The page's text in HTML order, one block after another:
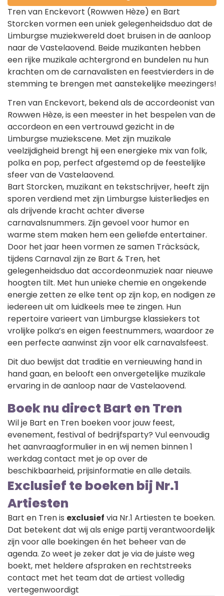
Tren van Enckevort (Rowwen Hèze) en Bart
Storcken vormen een uniek gelegenheidsduo dat de
Limburgse muziekwereld doet bruisen in de aanloop
naar de Vastelaovend. Beide muzikanten hebben
een rijke muzikale achtergrond en bundelen nu hun
krachten om de carnavalisten en feestvierders in de
stemming te brengen met aanstekelijke meezingers!
Tren van Enckevort, bekend als de accordeonist van
Rowwen Hèze, is een meester in het bespelen van de
accordeon en een vertrouwd gezicht in de
Limburgse muziekscene. Met zijn muzikale
veelzijdigheid brengt hij een energieke mix van folk,
polka en pop, perfect afgestemd op de feestelijke
sfeer van de Vastelaovend.
Bart Storcken, muzikant en tekstschrijver, heeft zijn
sporen verdiend met zijn Limburgse luisterliedjes en
als drijvende kracht achter diverse
carnavalsnummers. Zijn gevoel voor humor en
warme stem maken hem een geliefde entertainer.
Door het jaar heen vormen ze samen Träcksäck,
tijdens Carnaval zijn ze Bart & Tren, het
gelegenheidsduo dat accordeonmuziek naar nieuwe
hoogten tilt. Met hun unieke chemie en ongekende
energie zetten ze elke tent op zijn kop, en nodigen ze
iedereen uit om luidkeels mee te zingen. Hun
repertoire varieert van Limburgse klassiekers tot
vrolijke polka’s en eigen feestnummers, waardoor ze
een perfecte aanwinst zijn voor elk carnavalsfeest.
Dit duo bewijst dat traditie en vernieuwing hand in
hand gaan, en belooft een onvergetelijke muzikale
ervaring in de aanloop naar de Vastelaovend.
Boek nu direct Bart en Tren
Wil je Bart en Tren boeken voor jouw feest,
evenement, festival of bedrijfsparty? Vul eenvoudig
het aanvraagformulier in en wij nemen binnen 1
werkdag contact met je op over de
beschikbaarheid, prijsinformatie en alle details.
Exclusief te boeken bij Nr.1
Artiesten
Bart en Tren is exclusief via Nr.1 Artiesten te boeken.
Dat betekent dat wij als enige partij verantwoordelijk
zijn voor alle boekingen én het beheer van de
agenda. Zo weet je zeker dat je via de juiste weg
boekt, met heldere afspraken en rechtstreeks
contact met het team dat de artiest volledig
vertegenwoordigt